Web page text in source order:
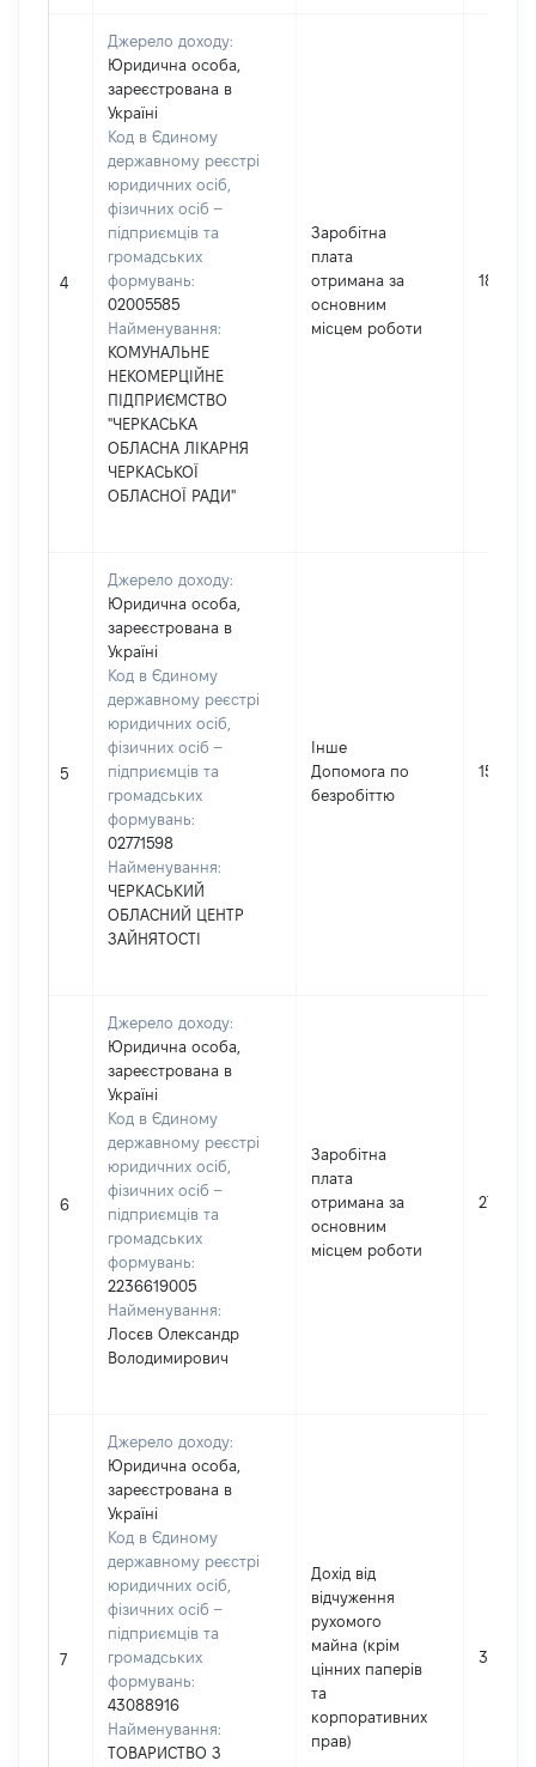
4
Джерело доходу:
Юридична особа,
зареєстрована в
Україні
Код в Єдиному
державному реєстрі
юридичних осіб,
фізичних осіб –
підприємців та
громадських
формувань:
02005585
Найменування:
КОМУНАЛЬНЕ
НЕКОМЕРЦІЙНЕ
ПІДПРИЄМСТВО
"ЧЕРКАСЬКА
ОБЛАСНА ЛІКАРНЯ
ЧЕРКАСЬКОЇ
ОБЛАСНОЇ РАДИ"
Заробітна
плата
отримана за
основним
місцем роботи
18227
5
Джерело доходу:
Юридична особа,
зареєстрована в
Україні
Код в Єдиному
державному реєстрі
юридичних осіб,
фізичних осіб –
підприємців та
громадських
формувань:
02771598
Найменування:
ЧЕРКАСЬКИЙ
ОБЛАСНИЙ ЦЕНТР
ЗАЙНЯТОСТІ
Інше
Допомога по
безробіттю
15409
6
Джерело доходу:
Юридична особа,
зареєстрована в
Україні
Код в Єдиному
державному реєстрі
юридичних осіб,
фізичних осіб –
підприємців та
громадських
формувань:
2236619005
Найменування:
Лосєв Олександр
Володимирович
Заробітна
плата
отримана за
основним
місцем роботи
27600
7
Джерело доходу:
Юридична особа,
зареєстрована в
Україні
Код в Єдиному
державному реєстрі
юридичних осіб,
фізичних осіб –
підприємців та
громадських
формувань:
43088916
Найменування:
ТОВАРИСТВО З
Дохід від
відчуження
рухомого
майна (крім
цінних паперів
та
корпоративних
прав)
360000